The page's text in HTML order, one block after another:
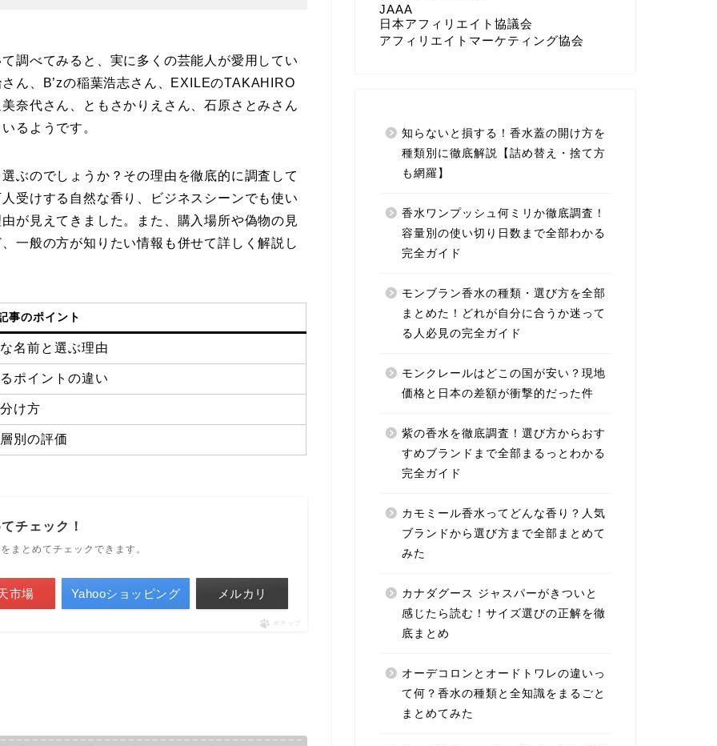
調べてみると、実に多くの芸能人が愛用してい
ん、B’zの稲葉浩志さん、EXILEのTAKAHIRO
奈代さん、ともさかりえさん、石原さとみさん
るようです。
ぶのでしょうか？その理由を徹底的に調査して
受けする自然な香り、ビジネスシーンでも使い
が見えてきました。また、購入場所や偽物の見
一般の方が知りたい情報も併せて詳しく解説し
事のポイント
名前と選ぶ理由
ポイントの違い
け方
別の評価
チェック！
まとめてチェックできます。
市場 Yahooショッピング メルカリ
ポチップ
JAAA
日本アフィリエイト協議会
アフィリエイトマーケティング協会
知らないと損する！香水蓋の開け方を
種類別に徹底解説【詰め替え・捨て方
も網羅】
香水ワンプッシュ何ミリか徹底調査！
容量別の使い切り日数まで全部わかる
完全ガイド
モンブラン香水の種類・選び方を全部
まとめた！どれが自分に合うか迷って
る人必見の完全ガイド
モンクレールはどこの国が安い？現地
価格と日本の差額が衝撃的だった件
紫の香水を徹底調査！選び方からおす
すめブランドまで全部まるっとわかる
完全ガイド
カモミール香水ってどんな香り？人気
ブランドから選び方まで全部まとめて
みた
カナダグース ジャスパーがきついと
感じたら読む！サイズ選びの正解を徹
底まとめ
オーデコロンとオードトワレの違いっ
て何？香水の種類と全知識をまるごと
まとめてみた